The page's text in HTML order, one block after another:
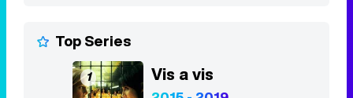
Top Series
1 Vis a vis